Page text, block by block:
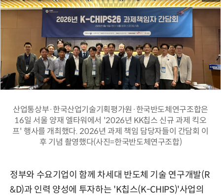
산업통상부·한국산업기술기획평가원·한국반도체연구조합은
16일 서울 양재 엘타워에서 '2026년 KK칩스 신규 과제 킥오
프' 행사를 개최했다. 2026년 과제 책임 담당자들이 간담회 이
후 기념 촬영했다(사진=한국반도체연구조합)
정부와 수요기업이 함께 차세대 반도체 기술 연구개발(R
&D)과 인력 양성에 투자하는 'K칩스(K-CHIPS)'사업의